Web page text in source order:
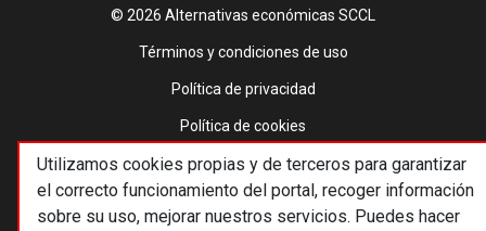
Utilizamos cookies propias y de terceros para garantizar
el correcto funcionamiento del portal, recoger información
sobre su uso, mejorar nuestros servicios. Puedes hacer
© 2026 Alternativas económicas SCCL
Footer
Términos y condiciones de uso
Política de privacidad
Política de cookies
Principios editoriales
Transparencia cooperativa